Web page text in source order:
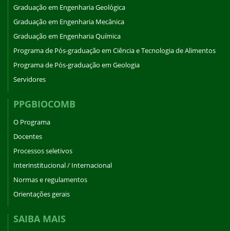
Graduação em Engenharia Geológica
Graduação em Engenharia Mecânica
Graduação em Engenharia Química
Programa de Pós-graduação em Ciência e Tecnologia de Alimentos
Programa de Pós-graduação em Geologia
Servidores
PPGBIOCOMB
O Programa
Docentes
Processos seletivos
Interinstitucional / Internacional
Normas e regulamentos
Orientações gerais
SAIBA MAIS